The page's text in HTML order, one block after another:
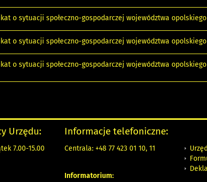
o sytuacji społeczno-gospodarczej województwa
o sytuacji społeczno-gospodarczej województwa
o sytuacji społeczno-gospodarczej województwa
Urzędu:
7.00-15.00
Informacje telefoniczne:
Centrala: +48 77 423 01 10, 11
Informatorium: